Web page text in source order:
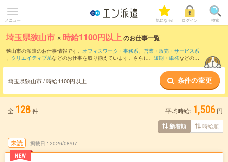
メニュー 気になる! ログイン 検索
埼玉県狭山市 × 時給1100円以上のお仕事一覧
狭山市の派遣のお仕事情報です。 オフィスワーク・事務系、 営業・販売・サービス系
、 クリエイティブ系などのお仕事を取り揃えています。さらに、 短期 ・ 単発などの期
時給1150円以上 ・1800円以上の求人はこちら
当サイトでは法令を遵守し、最低賃金以上の求人のみを掲載しています。
埼玉県狭山市 / 時給1100円以上 条件の変更
全 128件 平均時給: 1,506 円
新着順 時給順
未読
NEW
掲載日 2026/08/07